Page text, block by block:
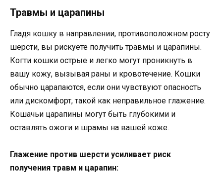
Травмы и царапины
Гладя кошку в направлении, противоположном росту
шерсти, вы рискуете получить травмы и царапины.
Когти кошки острые и легко могут проникнуть в
вашу кожу, вызывая раны и кровотечение. Кошки
обычно царапаются, если они чувствуют опасность
или дискомфорт, такой как неправильное глажение.
Кошачьи царапины могут быть глубокими и
оставлять ожоги и шрамы на вашей коже.
Глажение против шерсти усиливает риск
получения травм и царапин: